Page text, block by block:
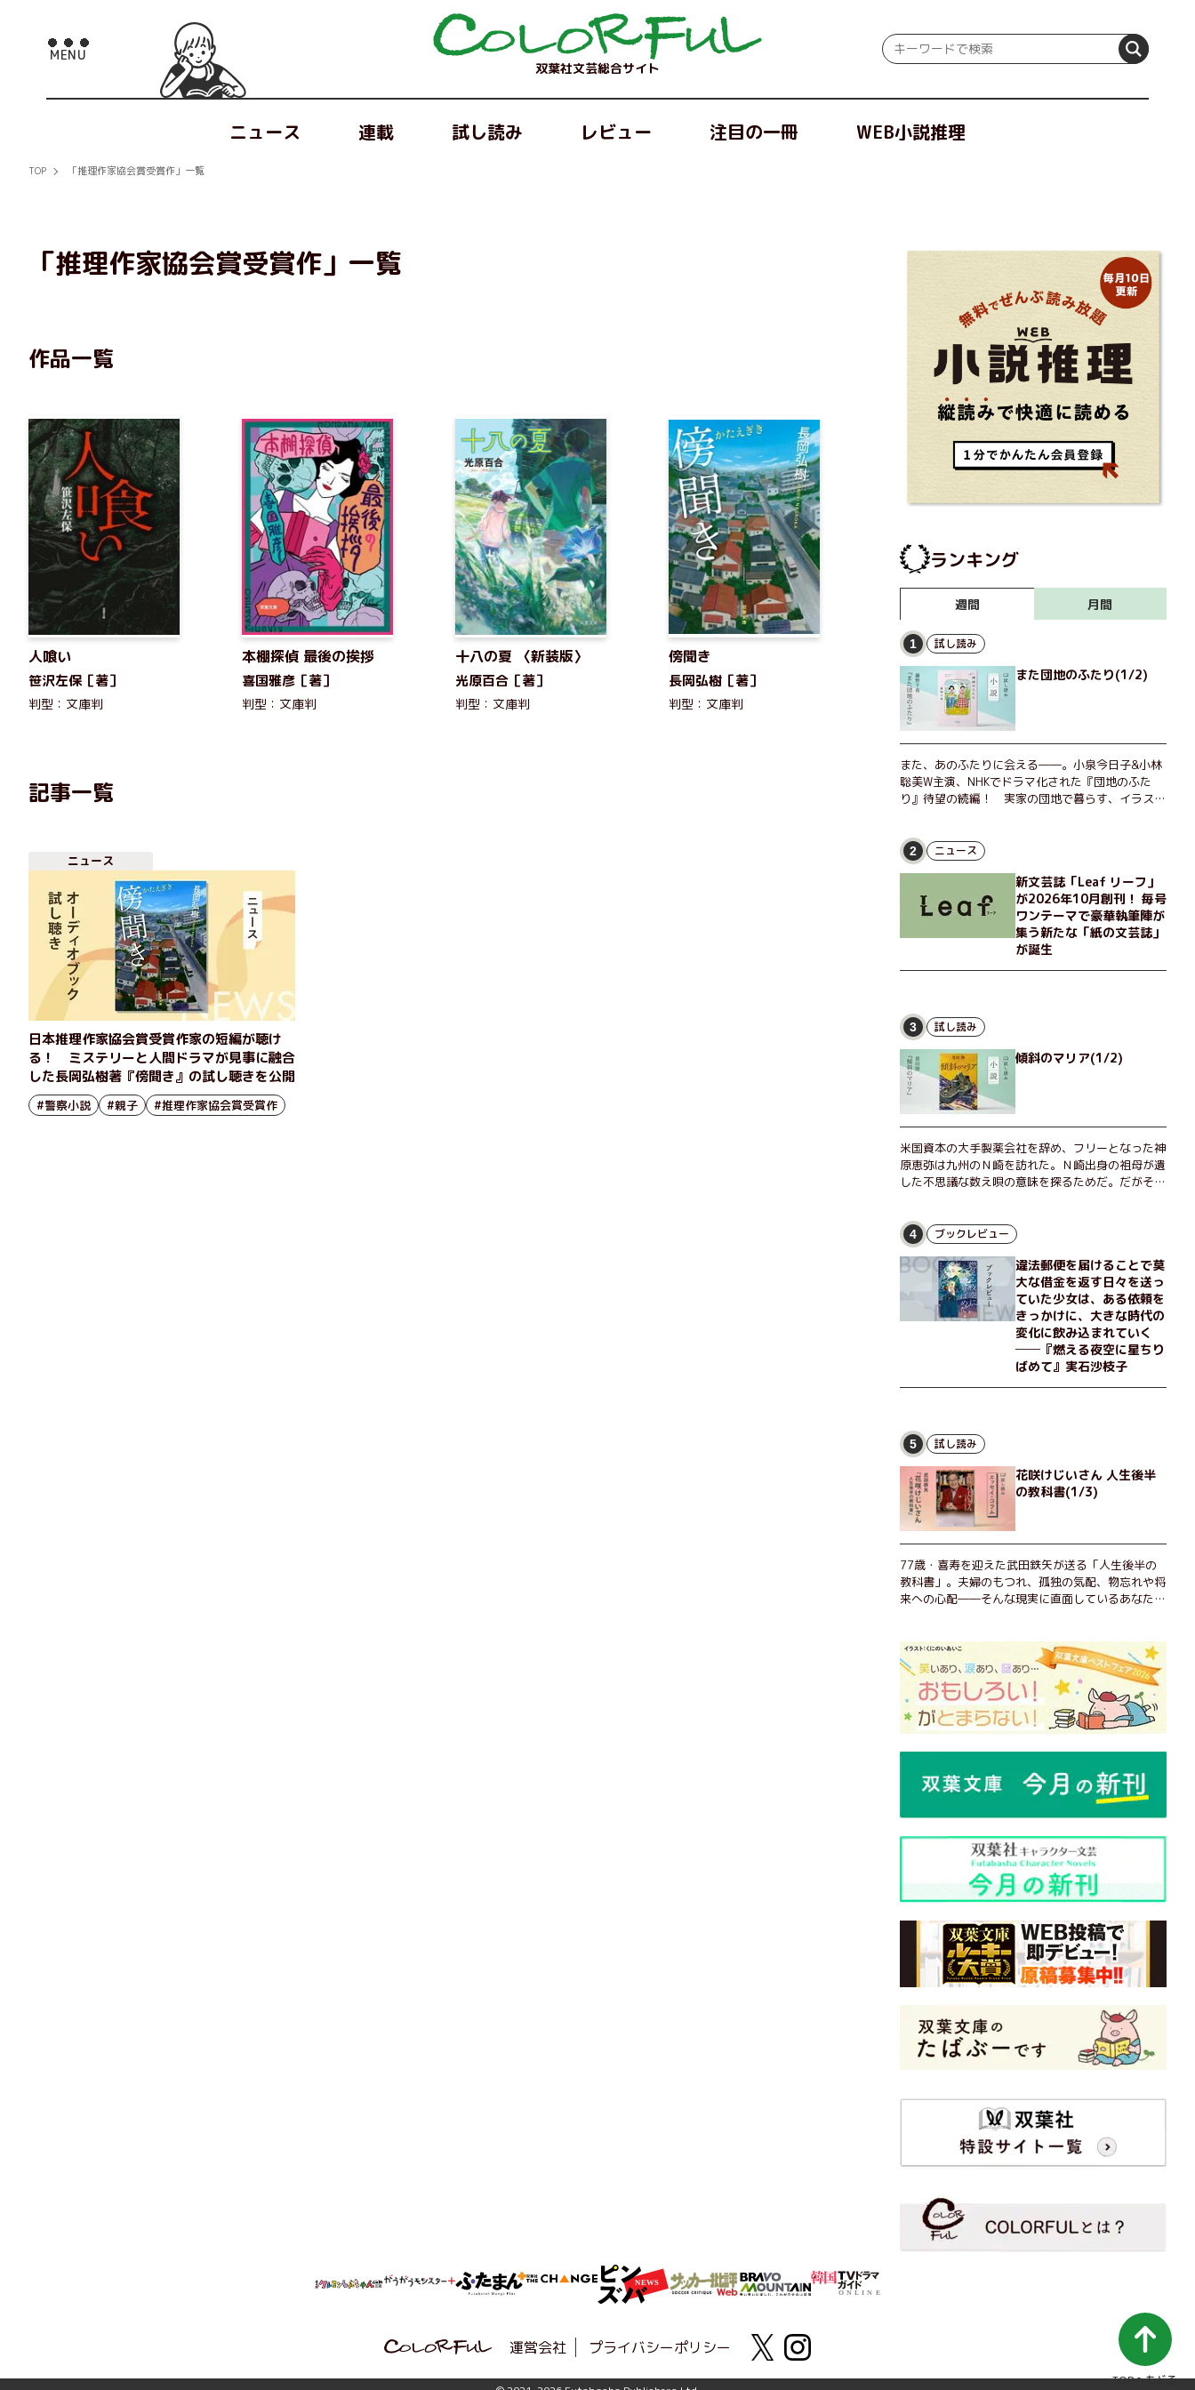
双葉社文芸総合サイト
ニュース 連載 試し読み レビュー 注目の一冊 WEB小説推理
TOP 「推理作家協会賞受賞作」一覧
「推理作家協会賞受賞作」一覧
作品一覧
人喰い
笹沢左保［著］
判型：文庫判
本棚探偵 最後の挨拶
喜国雅彦［著］
判型：文庫判
十八の夏 〈新装版〉
光原百合［著］
判型：文庫判
傍聞き
長岡弘樹［著］
判型：文庫判
記事一覧
ニュース
日本推理作家協会賞受賞作家の短編が聴け
る！ ミステリーと人間ドラマが見事に融合
した長岡弘樹著『傍聞き』の試し聴きを公開
#警察小説 #親子 #推理作家協会賞受賞作
ランキング
週間 月間
1 試し読み
また団地のふたり(1/2)
また、あのふたりに会える――。小泉今日子&小林
聡美W主演、NHKでドラマ化された『団地のふた
り』待望の続編！ 実家の団地で暮らす、イラスト
ょっとした贅沢を楽しんだり、近所のおばちゃんの
恋バナを聞いてあげたり、部屋でふたりだけの「台
湾映画祭」を催したり。50代独身、幼なじみの変
わらぬ友情とささやかな幸せの日々を描く。
2 ニュース
新文芸誌「Leaf リーフ」
が2026年10月創刊！ 毎号
ワンテーマで豪華執筆陣が
集う新たな「紙の文芸誌」
が誕生
3 試し読み
傾斜のマリア(1/2)
米国資本の大手製薬会社を辞め、フリーとなった神
原恵弥は九州のＮ崎を訪れた。Ｎ崎出身の祖母が遺
した不思議な数え唄の意味を探るためだ。だがそん
出島で見つかったある物質について博士の意見を聞
きたいという。恵弥は、まるで影のような存在の博
士とまみえることはできるのか？ そして、唄の歌
詞「かたむくマリア」に込められた秘密とは？ 謎
めいたラストが鮮烈な余韻を残すシリーズ第四作！
4 ブックレビュー
違法郵便を届けることで莫
大な借金を返す日々を送っ
ていた少女は、ある依頼を
きっかけに、大きな時代の
変化に飲み込まれていく
──『燃える夜空に星ちり
ばめて』実石沙枝子
5 試し読み
花咲けじいさん 人生後半
の教科書(1/3)
77歳・喜寿を迎えた武田鉄矢が送る「人生後半の
教科書」。夫婦のもつれ、孤独の気配、物忘れや将
来への心配――そんな現実に直面しているあなた
経験をもとに繰り出される持論は説得力満点。まだ
まだ人生これから！ 読むだけで前向きになれる一
冊。
運営会社 プライバシーポリシー
TOPへもどる